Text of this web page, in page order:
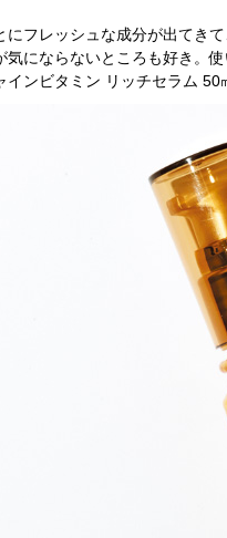
にフレッシュな成分が出てき
気にならないところも好き。
インビタミン リッチセラム